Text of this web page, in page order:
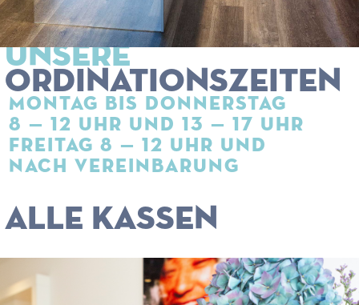
UNSERE
ORDINATIONS­ZEITEN
MONTAG BIS DONNERSTAG
8 — 12 UHR UND 13 — 17 UHR
FREITAG 8 — 12 UHR UND
NACH VEREINBARUNG
ALLE KASSEN